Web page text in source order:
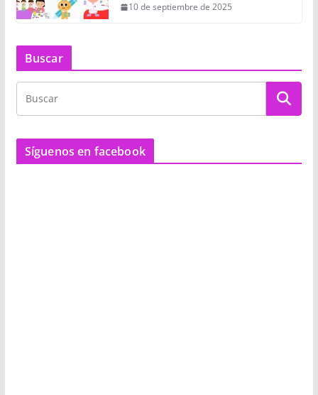
10 de septiembre de 2025
Buscar
Síguenos en facebook